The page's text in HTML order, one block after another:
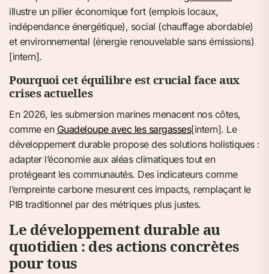
illustre un pilier économique fort (emplois locaux,
indépendance énergétique), social (chauffage abordable)
et environnemental (énergie renouvelable sans émissions)
[intern].
Pourquoi cet équilibre est crucial face aux
crises actuelles
En 2026, les submersion marines menacent nos côtes,
comme en Guadeloupe avec les sargasses[intern]. Le
développement durable propose des solutions holistiques :
adapter l’économie aux aléas climatiques tout en
protégeant les communautés. Des indicateurs comme
l’empreinte carbone mesurent ces impacts, remplaçant le
PIB traditionnel par des métriques plus justes.
Le développement durable au
quotidien : des actions concrètes
pour tous